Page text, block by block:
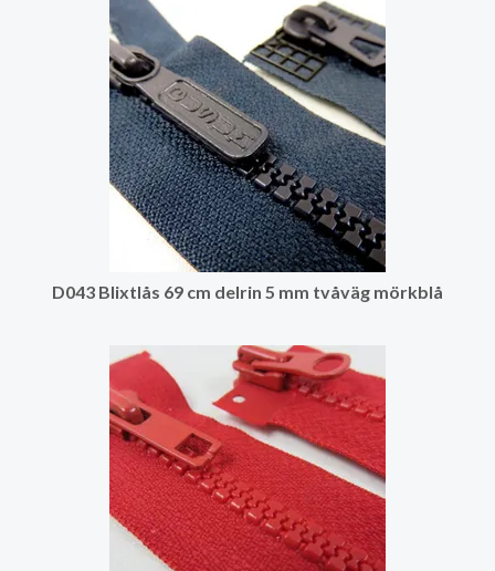
D043 Blixtlås 69 cm delrin 5 mm tvåväg mörkblå